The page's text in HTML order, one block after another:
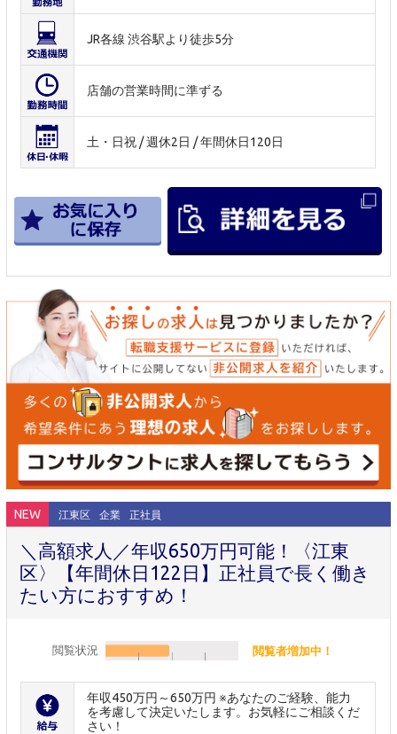
JR各線 渋谷駅より徒歩5分
店舗の営業時間に準ずる
土・日祝 / 週休2日 / 年間休日120日
NEW 江東区 企業 正社員
＼高額求人／年収650万円可能！〈江東
区〉【年間休日122日】正社員で長く働き
たい方におすすめ！
閲覧状況 閲覧者増加中！
年収450万円～650万円 ※あなたのご経験、能力
を考慮して決定いたします。お気軽にご相談くだ
さい！